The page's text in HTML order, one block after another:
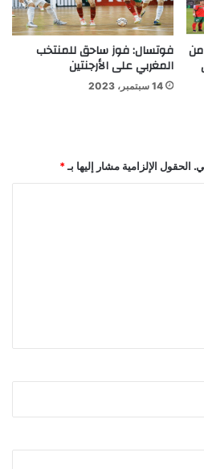
فوتسال: فوز ساحق للمنتخب
المغربي على الأرجنتين
14 سبتمبر، 2023
الحقول الإلزامية مشار إليها بـ *